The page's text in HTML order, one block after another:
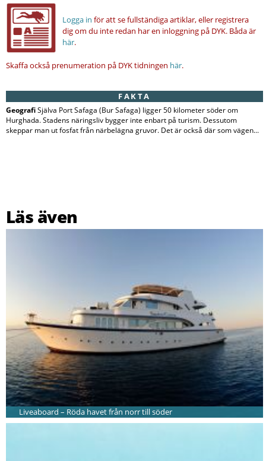
Logga in för att se fullständiga artiklar, eller registrera
dig om du inte redan har en inloggning på DYK. Båda är
här.
Skaffa också prenumeration på DYK tidningen här.
FAKTA
GeografiSjälva Port Safaga (Bur Safaga) ligger 50 kilometer söder om
Hurghada. Stadens näringsliv bygger inte enbart på turism. Dessutom
skeppar man ut fosfat från närbelägna gruvor. Det är också där som vägen...
Läs även
Liveaboard – Röda havet från norr till söder